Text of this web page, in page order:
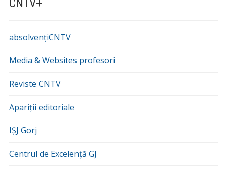
CNTV+
absolvențiCNTV
Media & Websites profesori
Reviste CNTV
Apariții editoriale
IȘJ Gorj
Centrul de Excelență GJ